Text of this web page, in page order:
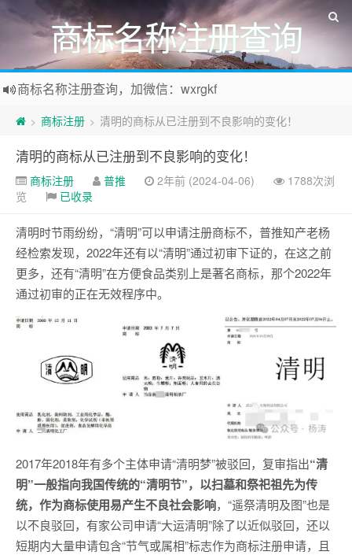
商标名称注册查询
商标名称注册查询，加微信：wxrgkf
商标注册和购买，加微信：wxrgkf
> 商标注册 > 清明的商标从已注册到不良影响的变化！
清明的商标从已注册到不良影响的变化！
商标注册 普推 2年前 (2024-04-06)
1788次浏
览
已收录
清明时节雨纷纷，“清明”可以申请注册商标不，普推知产老杨
经检索发现，2022年还有以“清明”通过初审下证的，在这之前
更多，还有“清明”在方便食品类别上是著名商标，那个2022年
通过初审的正在无效程序中。
2017年2018年有多个主体申请“清明梦”被驳回，复审指出“清
明”一般指向我国传统的“清明节”，以扫墓和祭祀祖先为传
统，作为商标使用易产生不良社会影响，“遥祭清明及图”也是
以不良驳回，有家公司申请“大运清明”除了以近似驳回，还以
短期内大量申请包含“节气或属相”标志作为商标注册申请，且